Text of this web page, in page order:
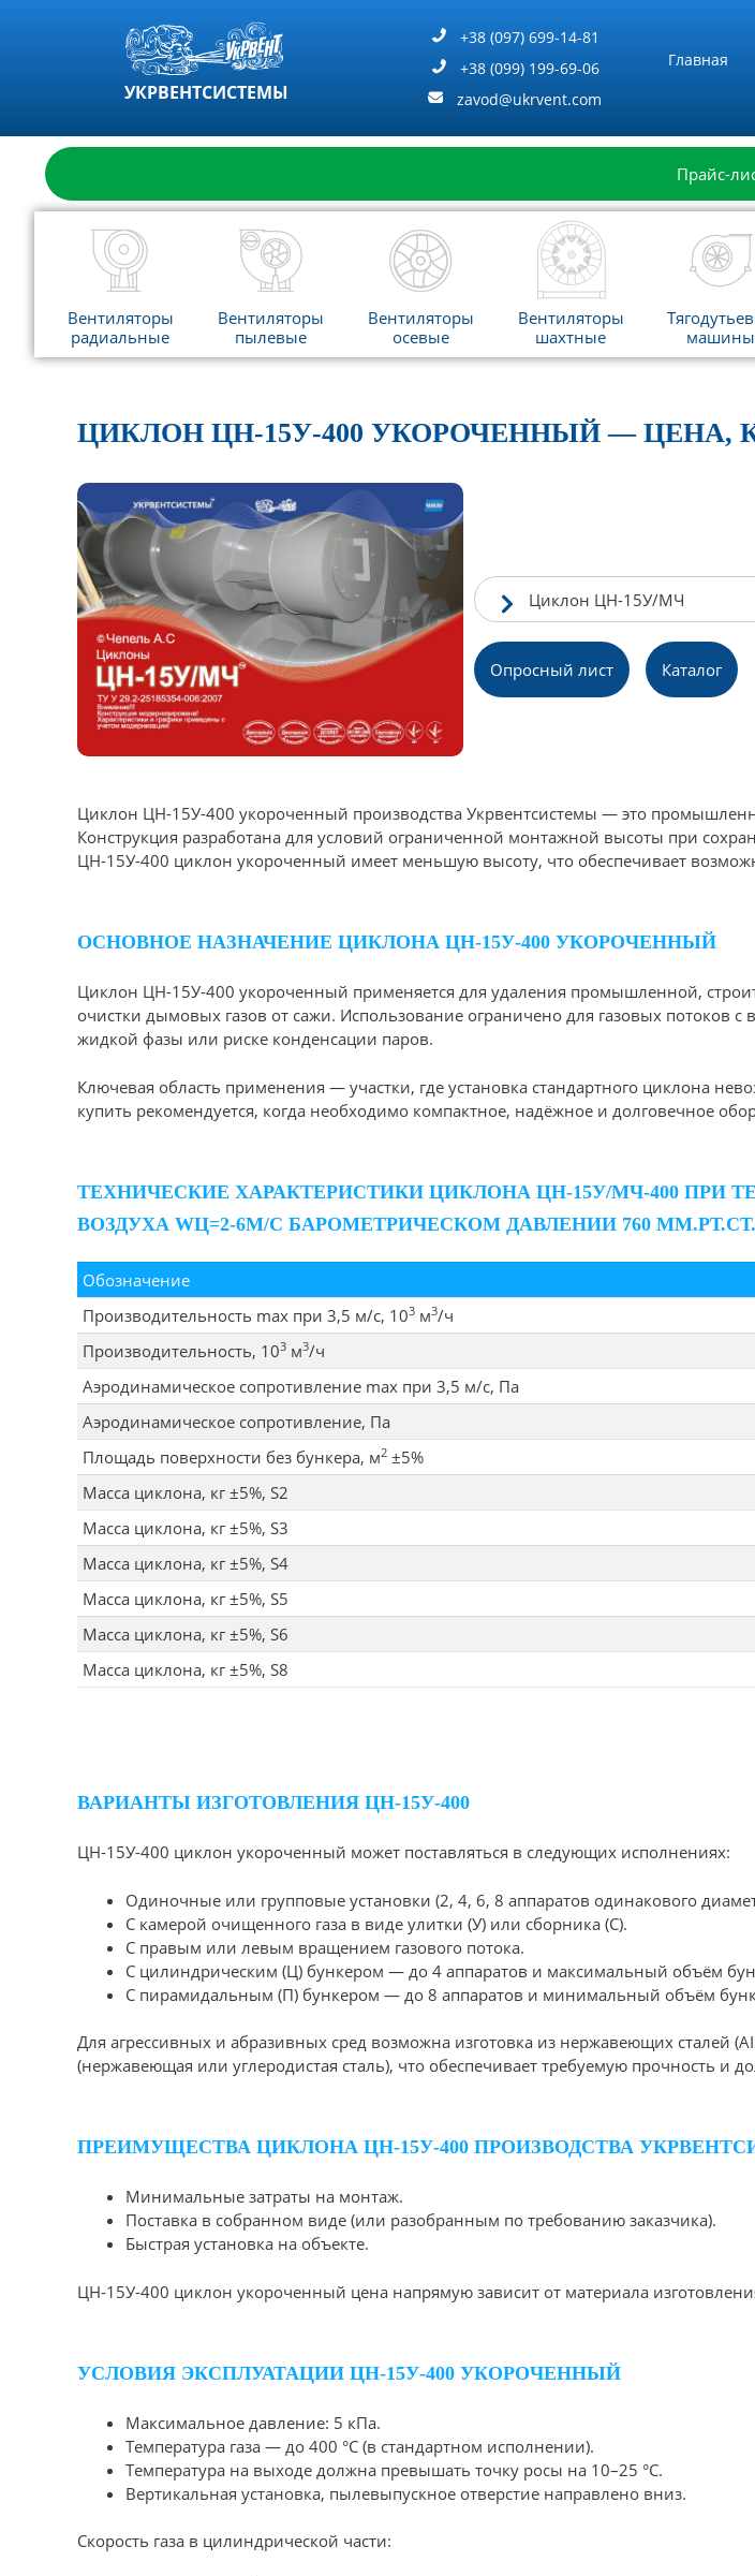
УКРВЕНТСИСТЕМЫ
+38 (097) 699-14-81
+38 (099) 199-69-06
zavod@ukrvent.com
Главная
Прайс-
Вентиляторы
радиальные
Вентиляторы
пылевые
Вентиляторы
осевые
Вентиляторы
шахтные
машины
ЦИКЛОН ЦН-15У-400 УКОРОЧЕННЫЙ — ЦЕНА,
Циклон ЦН-15У/МЧ
Опросный лист Каталог
Циклон ЦН-15У-400 укороченный производства Укрвентсистемы — это
Конструкция разработана для условий ограниченной монтажной высоты при
ЦН-15У-400 циклон укороченный имеет меньшую высоту, что обеспечивает
ОСНОВНОЕ НАЗНАЧЕНИЕ ЦИКЛОНА ЦН-15У-400 УКОРОЧЕННЫЙ
Циклон ЦН-15У-400 укороченный применяется для удаления промышленной,
очистки дымовых газов от сажи. Использование ограничено для газовых
жидкой фазы или риске конденсации паров.
Ключевая область применения — участки, где установка стандартного циклона
купить рекомендуется, когда необходимо компактное, надёжное и долговечное
ТЕХНИЧЕСКИЕ ХАРАКТЕРИСТИКИ ЦИКЛОНА ЦН-15У/МЧ-400 ПРИ
ВОЗДУХА WЦ=2-6М/С БАРОМЕТРИЧЕСКОМ ДАВЛЕНИИ 760 ММ.РТ.СТ.
Обозначение
Производительность max при 3,5 м/с, 103 м3/ч
Производительность, 103 м3/ч
Аэродинамическое сопротивление max при 3,5 м/с, Па
Аэродинамическое сопротивление, Па
Площадь поверхности без бункера, м2 ±5%
Масса циклона, кг ±5%, S2
Масса циклона, кг ±5%, S3
Масса циклона, кг ±5%, S4
Масса циклона, кг ±5%, S5
Масса циклона, кг ±5%, S6
Масса циклона, кг ±5%, S8
ВАРИАНТЫ ИЗГОТОВЛЕНИЯ ЦН-15У-400
ЦН-15У-400 циклон укороченный может поставляться в следующих исполнениях:
Одиночные или групповые установки (2, 4, 6, 8 аппаратов одинакового
С камерой очищенного газа в виде улитки (У) или сборника (С).
С правым или левым вращением газового потока.
С цилиндрическим (Ц) бункером — до 4 аппаратов и максимальный объём
С пирамидальным (П) бункером — до 8 аппаратов и минимальный объём
Для агрессивных и абразивных сред возможна изготовка из нержавеющих сталей
(нержавеющая или углеродистая сталь), что обеспечивает требуемую прочность и
ПРЕИМУЩЕСТВА ЦИКЛОНА ЦН-15У-400 ПРОИЗВОДСТВА
Минимальные затраты на монтаж.
Поставка в собранном виде (или разобранным по требованию заказчика).
Быстрая установка на объекте.
ЦН-15У-400 циклон укороченный цена напрямую зависит от материала
УСЛОВИЯ ЭКСПЛУАТАЦИИ ЦН-15У-400 УКОРОЧЕННЫЙ
Максимальное давление: 5 кПа.
Температура газа — до 400 °C (в стандартном исполнении).
Температура на выходе должна превышать точку росы на 10–25 °C.
Вертикальная установка, пылевыпускное отверстие направлено вниз.
Скорость газа в цилиндрической части: